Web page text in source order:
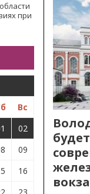
при
Вс
02
09
16